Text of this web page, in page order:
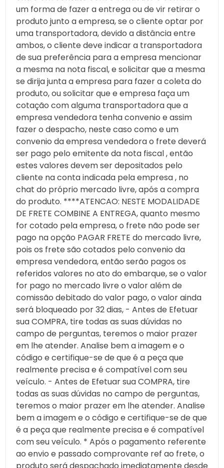
um forma de fazer a entrega ou de vir retirar o
produto junto a empresa, se o cliente optar por
uma transportadora, devido a distância entre
ambos, o cliente deve indicar a transportadora
de sua preferência para a empresa mencionar
a mesma na nota fiscal, e solicitar que a mesma
se dirija junta a empresa para fazer a coleta do
produto, ou solicitar que e empresa faça um
cotação com alguma transportadora que a
empresa vendedora tenha convenio e assim
fazer o despacho, neste caso como e um
convenio da empresa vendedora o frete deverá
ser pago pelo emitente da nota fiscal , então
estes valores devem ser depositados pelo
cliente na conta indicada pela empresa , no
chat do próprio mercado livre, após a compra
do produto. ****ATENCAO: NESTE MODALIDADE
DE FRETE COMBINE A ENTREGA, quanto mesmo
for cotado pela empresa, o frete não pode ser
pago na opção PAGAR FRETE do mercado livre,
pois os frete são cotados pelo convenio da
empresa vendedora, então serão pagos os
referidos valores no ato do embarque, se o valor
for pago no mercado livre o valor além de
comissão debitado do valor pago, o valor ainda
será bloqueado por 32 dias, - Antes de Efetuar
sua COMPRA, tire todas as suas dúvidas no
campo de perguntas, teremos o maior prazer
em lhe atender. Analise bem a imagem e o
código e certifique-se de que é a peça que
realmente precisa e é compatível com seu
veículo. - Antes de Efetuar sua COMPRA, tire
todas as suas dúvidas no campo de perguntas,
teremos o maior prazer em lhe atender. Analise
bem a imagem e o código e certifique-se de que
é a peça que realmente precisa e é compatível
com seu veículo. * Após o pagamento referente
ao envio e passado comprovante ref ao frete, o
produto será despachado imediatamente desde